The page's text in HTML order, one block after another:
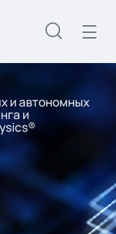
и автономных
и